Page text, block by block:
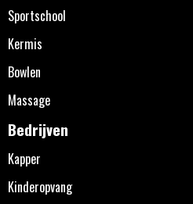
Sportschool
Kermis
Bowlen
Massage
Bedrijven
Kapper
Kinderopvang